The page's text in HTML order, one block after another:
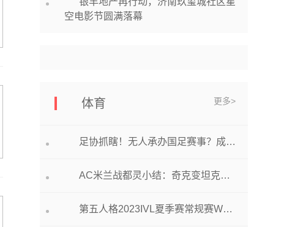
空电影节圆满落幕
体育 更多>
足协抓瞎！无人承办国足赛事？成都突然改口或与球迷抗议有关
AC米兰战都灵小结：奇克变坦克，赖斯跑不死，佳夫觉醒技
第五人格2023IVL夏季赛常规赛W10D2 第三场 成都Wolves vs WBG